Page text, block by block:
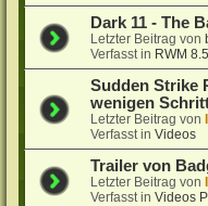
Dark 11 - The
Letzter Beitrag von
Verfasst in RWM
Sudden Strike
wenigen
Letzter Beitrag von
Verfasst inVideos
Trailer von
Letzter Beitrag von
Verfasst inVideos